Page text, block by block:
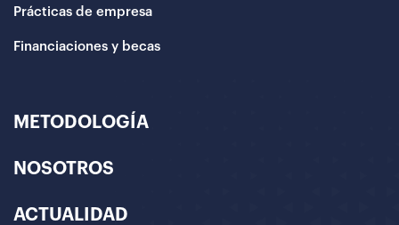
Prácticas de empresa
Financiaciones y becas
METODOLOGÍA
NOSOTROS
ACTUALIDAD